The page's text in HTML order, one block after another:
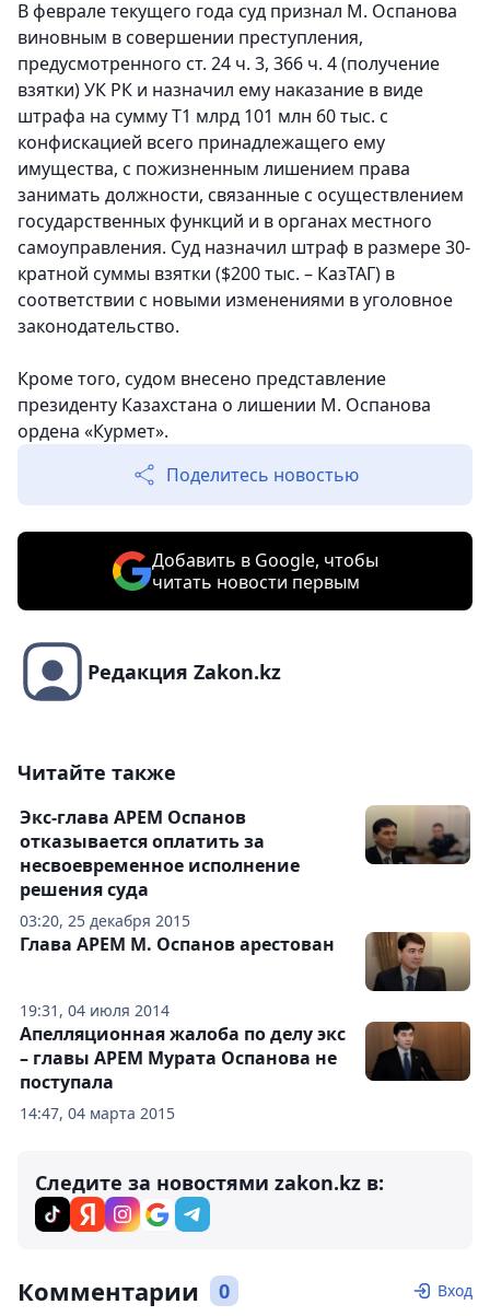
В феврале текущего года суд признал М. Оспанова
виновным в совершении преступления,
предусмотренного ст. 24 ч. 3, 366 ч. 4 (получение
взятки) УК РК и назначил ему наказание в виде
штрафа на сумму Т1 млрд 101 млн 60 тыс. с
конфискацией всего принадлежащего ему
имущества, с пожизненным лишением права
занимать должности, связанные с осуществлением
государственных функций и в органах местного
самоуправления. Суд назначил штраф в размере 30-
кратной суммы взятки ($200 тыс. – КазТАГ) в
соответствии с новыми изменениями в уголовное
законодательство.
Кроме того, судом внесено представление
президенту Казахстана о лишении М. Оспанова
ордена «Курмет».
Поделитесь новостью
Добавить в Google, чтобы
читать новости первым
Редакция Zakon.kz
Читайте также
03:20, 25 декабря 2015
Экс-глава АРЕМ Оспанов
отказывается оплатить за
несвоевременное исполнение
решения суда
19:31, 04 июля 2014
Глава АРЕМ М. Оспанов арестован
14:47, 04 марта 2015
Апелляционная жалоба по делу экс
– главы АРЕМ Мурата Оспанова не
поступала
Следите за новостями zakon.kz в:
Комментарии 0 Вход